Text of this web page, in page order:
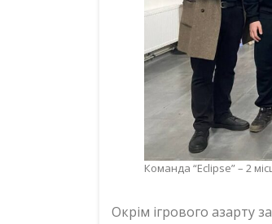
Команда “Eclipse” – 2
Окрім ігрового азарту